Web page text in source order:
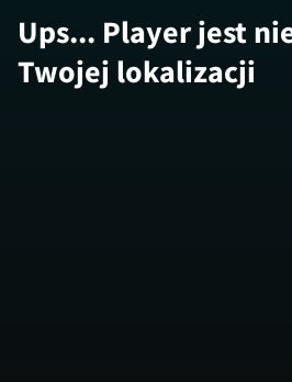
Ups... Player jest
Twojej lokalizacji